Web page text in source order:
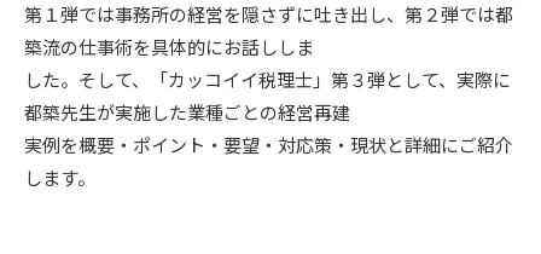
第１弾では事務所の経営を隠さずに吐き出し、第２弾では都
築流の仕事術を具体的にお話ししま
した。そして、「カッコイイ税理士」第３弾として、実際に
都築先生が実施した業種ごとの経営再建
実例を概要・ポイント・要望・対応策・現状と詳細にご紹介
します。